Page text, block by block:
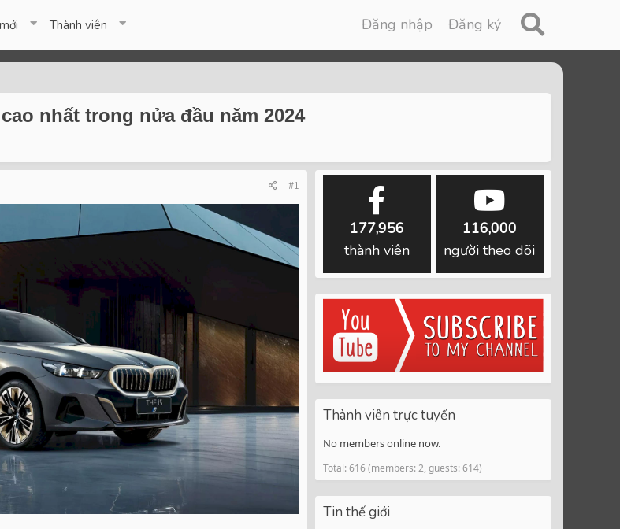
Thành viên Đăng nhập Đăng ký
nhất trong nửa đầu năm 2024
#1
177,956
thành viên
116,000
người theo dõi
Thành viên trực tuyến
No members online now.
Total: 616 (members: 2, guests: 614)
Tin thế giới